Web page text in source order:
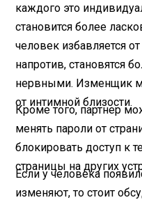
каждого это
становится более
человек избавляется
напротив, становятся
нервными. Изменщик
от интимной близости.
Кроме того, партнер
менять пароли от
блокировать доступ к
страницы на других
Если у человека
изменяют, то стоит